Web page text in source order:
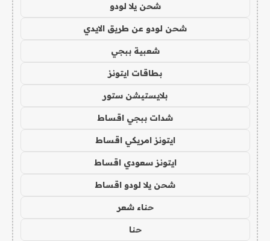
شحن يلا لودو
شحن لودو عن طريق الايدي
شعبية ببجي
بطاقات ايتونز
بلايستيشن ستور
شدات ببجي اقساط
ايتونز امريكي اقساط
ايتونز سعودي اقساط
شحن يلا لودو اقساط
حناء شعر
حنا